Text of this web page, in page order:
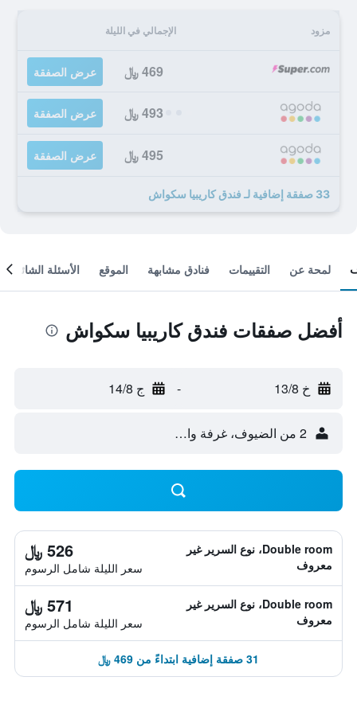
مزود الإجمالي في الليلة
469 ﷼ عرض الصفقة
493 ﷼ عرض الصفقة
495 ﷼ عرض الصفقة
33 صفقة إضافية لـ فندق كاريبيا سكواش
لمحة عن التقييمات فنادق مشابهة الموقع الأسئلة الشائعة
أفضل صفقات فندق كاريبيا سكواش
خ 13/8 - ج 14/8
2 من الضيوف، غرفة واحدة
Double room، نوع السرير غير
معروف
526 ﷼
سعر الليلة شامل الرسوم
Double room، نوع السرير غير
معروف
571 ﷼
سعر الليلة شامل الرسوم
31 صفقة إضافية ابتداءً من 469 ﷼